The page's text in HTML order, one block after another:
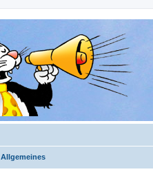
Allgemeines